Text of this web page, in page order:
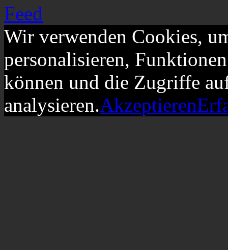
Wir verwenden Cookies,
personalisieren,
können und die Zugriffe
analysieren.Akzeptieren